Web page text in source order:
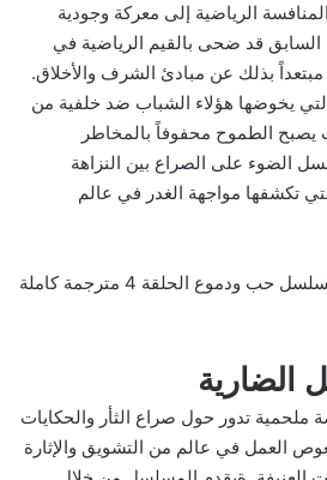
الرياضية إلى معركة وجودية
قد ضحى بالقيم الرياضية في
بذلك عن مبادئ الشرف والأخلاق.
التي يخوضها هؤلاء الشباب ضد خلفية من
يصبح الطموح محفوفاً بالمخاطر
الضوء على الصراع بين النزاهة
تكشفها مواجهة الغدر في عالم
ماي سيما مسلسل حب ودموع الحلقة 4 مترجمة كاملة
تدور حول صراع الثأر والحكايات
العمل في عالم من التشويق والإثارة